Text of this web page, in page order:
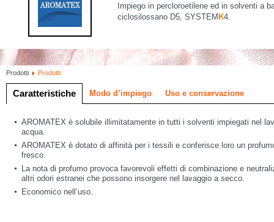
Impiego in percloroetilene ed in solventi a
ciclosilossano D5, SYSTEM K4.
Prodotti Prodotti
Caratteristiche Modo d’impiego Uso e conservazione
AROMATEX è solubile illimitatamente in tutti i solventi impiegati nel
acqua.
AROMATEX è dotato di affinità per i tessili e conferisce loro un
fresco.
La nota di profumo provoca favorevoli effetti di combinazione e
altri odori estranei che possono insorgere nel lavaggio a secco.
Economico nell’uso.